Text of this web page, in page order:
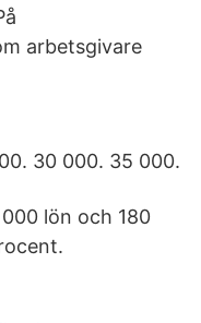
arbetsgivare
30 000. 35 000.
lön och 180